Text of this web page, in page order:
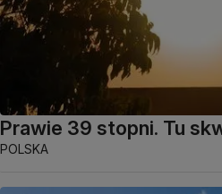
Prawie 39 stopni. Tu
POLSKA